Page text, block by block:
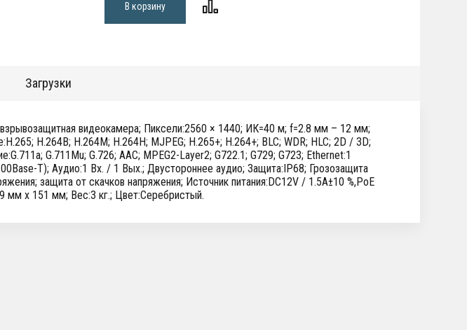
В корзину
Загрузки
видеокамера; Пиксели:2560 × 1440; ИК=40 м; f=2.8 мм – 12 мм;
H.264B; H.264M; H.264H; MJPEG; H.265+; H.264+; BLC; WDR; HLC; 2D / 3D;
G.711Mu; G.726; AAC; MPEG2-Layer2; G722.1; G729; G723; Ethernet:1
T); Аудио:1 Вх. / 1 Вых.; Двустороннее аудио; Защита:IP68; Грозозащита
защита от скачков напряжения; Источник питания:DC12V / 1.5A±10 %,PoE
x 151 мм; Вес:3 кг.; Цвет:Серебристый.